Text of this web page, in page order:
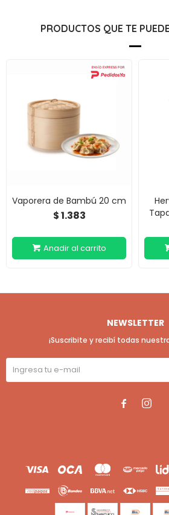
PRODUCTOS QUE TE
Vaporera de Bambú 20 cm
$1.383
NEWSLETTER
¡Suscribite y recibí todas
 